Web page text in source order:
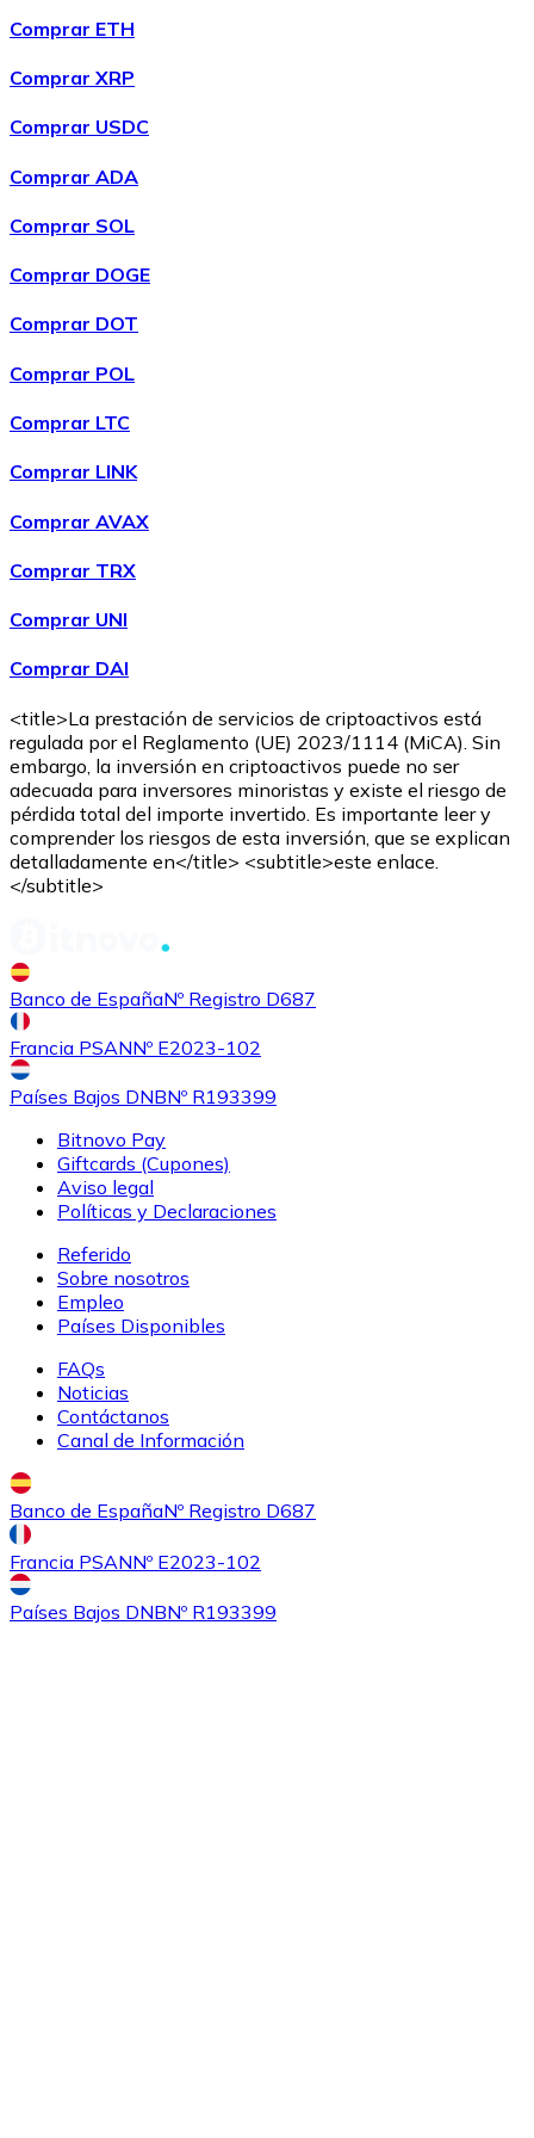
Comprar ETH
Comprar XRP
Comprar USDC
Comprar ADA
Comprar SOL
Comprar DOGE
Comprar DOT
Comprar POL
Comprar LTC
Comprar LINK
Comprar AVAX
Comprar TRX
Comprar UNI
Comprar DAI
<title>La prestación de servicios de criptoactivos está
regulada por el Reglamento (UE) 2023/1114 (MiCA). Sin
embargo, la inversión en criptoactivos puede no ser
adecuada para inversores minoristas y existe el riesgo de
pérdida total del importe invertido. Es importante leer y
comprender los riesgos de esta inversión, que se explican
detalladamente en</title> <subtitle>este enlace.
</subtitle>
Banco de EspañaNº Registro D687
Francia PSANNº E2023-102
Países Bajos DNBNº R193399
Bitnovo Pay
Giftcards (Cupones)
Aviso legal
Políticas y Declaraciones
Referido
Sobre nosotros
Empleo
Países Disponibles
FAQs
Noticias
Contáctanos
Canal de Información
Banco de EspañaNº Registro D687
Francia PSANNº E2023-102
Países Bajos DNBNº R193399